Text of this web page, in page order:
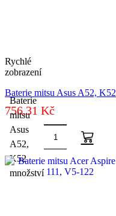
Rychlé
zobrazení
Baterie mitsu Asus A52, K52
756,31 Kč
Baterie
mitsu
Asus
A52,
K52
množství